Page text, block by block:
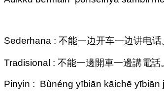
Sederhana : 不能一边开车一边讲电话
Tradisional : 不能一邊開車一邊講電話
Pinyin : Bùnéng yībiān kāichē yībiān